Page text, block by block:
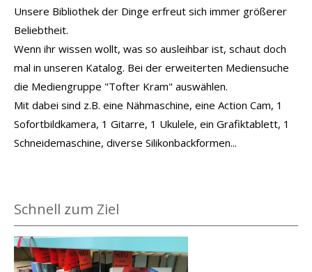
Unsere Bibliothek der Dinge erfreut sich immer größerer
Beliebtheit.
Wenn ihr wissen wollt, was so ausleihbar ist, schaut doch
mal in unseren Katalog. Bei der erweiterten Mediensuche
die Mediengruppe "Tofter Kram" auswählen.
Mit dabei sind z.B. eine Nähmaschine, eine Action Cam, 1
Sofortbildkamera, 1 Gitarre, 1 Ukulele, ein Grafiktablett, 1
Schneidemaschine, diverse Silikonbackformen...
Schnell zum Ziel